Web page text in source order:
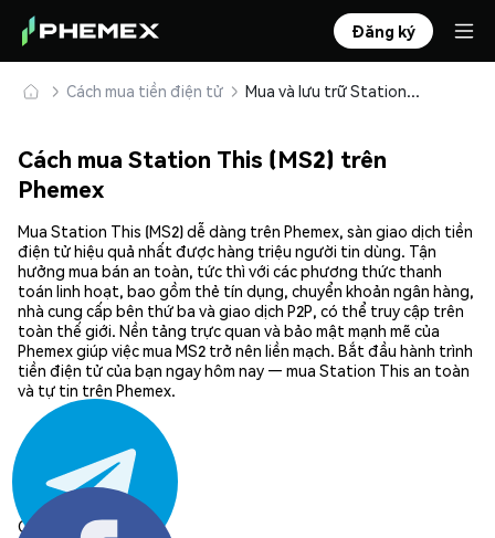
Đăng ký
Cách mua tiền điện tử Mua và lưu trữ Station This (MS2) an toàn
Cách mua Station This (MS2) trên
Phemex
Mua Station This (MS2) dễ dàng trên Phemex, sàn giao dịch tiền
điện tử hiệu quả nhất được hàng triệu người tin dùng. Tận
hưởng mua bán an toàn, tức thì với các phương thức thanh
toán linh hoạt, bao gồm thẻ tín dụng, chuyển khoản ngân hàng,
nhà cung cấp bên thứ ba và giao dịch P2P, có thể truy cập trên
toàn thế giới. Nền tảng trực quan và bảo mật mạnh mẽ của
Phemex giúp việc mua MS2 trở nên liền mạch. Bắt đầu hành trình
tiền điện tử của bạn ngay hôm nay — mua Station This an toàn
và tự tin trên Phemex.
Chia sẻ: